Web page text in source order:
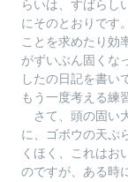
らいは、すばらし
にそのとおりです
ことを求めたり効
がずいぶん固くな
したの日記を書い
もう一度考える練
さて、頭の固い
に、ゴボウの天ぷ
くほく、これは
のですが、ある時